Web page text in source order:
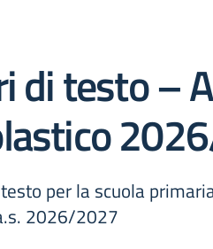
di testo –
per la scuola
2026/2027